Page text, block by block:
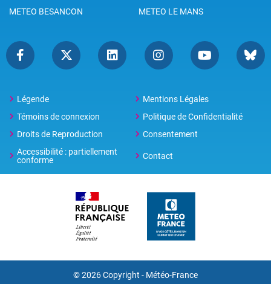
METEO BESANCON
METEO LE MANS
Légende
Mentions Légales
Témoins de connexion
Politique de Confidentialité
Droits de Reproduction
Consentement
Accessibilité : partiellement
conforme
Contact
© 2026 Copyright - Météo-France